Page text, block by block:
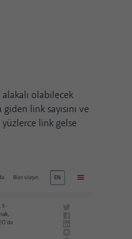
olabilecek
link sayısını ve
link gelse